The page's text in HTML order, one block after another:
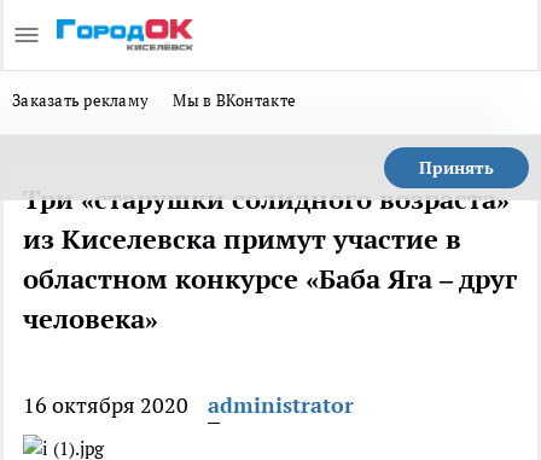
Заказать рекламу Мы в ВКонтакте
Принять
Три «старушки солидного возраста»
из Киселевска примут участие в
областном конкурсе «Баба Яга – друг
человека»
16 октября 2020 administrator